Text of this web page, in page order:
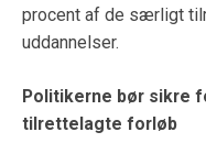
procent af de særligt
uddannelser.
Politikerne bør sikre
tilrettelagte forløb